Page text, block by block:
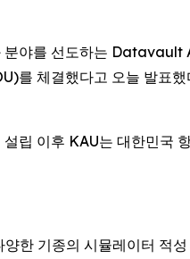
분야를 선도하는 Datavault
를 체결했다고 오늘 발표했
립 이후 KAU는 대한민국
한 기종의 시뮬레이터 적